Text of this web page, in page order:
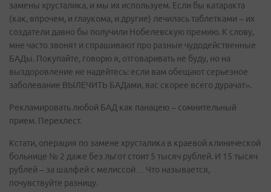
замены хрусталика, и мы их используем. Если бы катаракта
(как, впрочем, и глаукома, и другие) лечилась таблетками – их
создатели давно бы получили Нобелевскую премию. К слову,
мне часто звонят и спрашивают про разные чудодейственные
БАДы. Покупайте, говорю я, отговаривать не буду, но на
выздоровление не надейтесь: если вам обещают серьезное
заболевание ВЫЛЕЧИТЬ БАДами, вас скорее всего дурачат».
Рекламировать любой БАД как панацею – сомнительный
прием. Перехлест.
Кстати, операция по замене хрусталика в краевой клинической
больнице № 2 даже без льгот стоит 5 тысяч рублей. И 15 тысяч
рублей – за шалфей с мелиссой… Что называется,
почувствуйте разницу.